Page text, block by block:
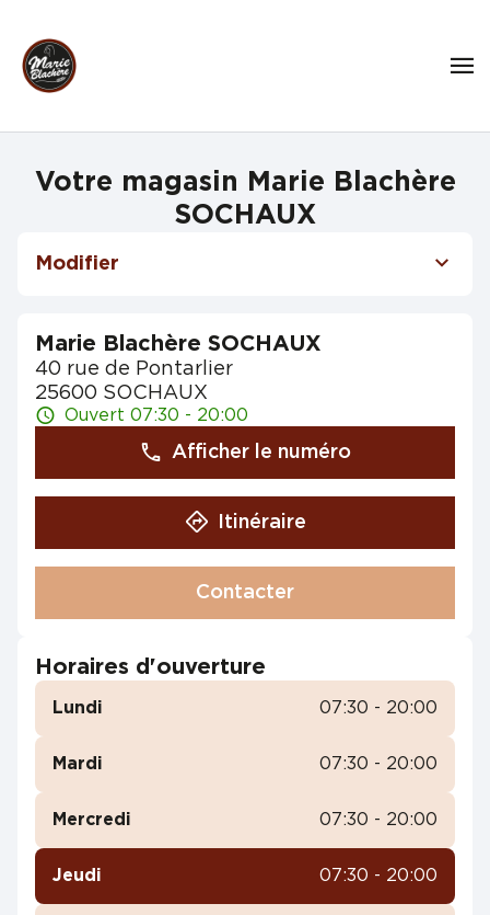
Votre magasin Marie Blachère
SOCHAUX
Modifier
Marie Blachère SOCHAUX
40 rue de Pontarlier
25600 SOCHAUX
Ouvert 07:30 - 20:00
Afficher le numéro
Itinéraire
Contacter
Horaires d'ouverture
Lundi 07:30 - 20:00
Mardi 07:30 - 20:00
Mercredi 07:30 - 20:00
Jeudi 07:30 - 20:00